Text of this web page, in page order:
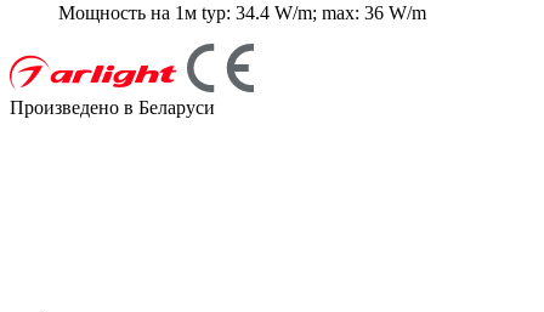
Мощность на 1м typ: 34.4 W/m; max: 36 W/m
Произведено в Беларуси